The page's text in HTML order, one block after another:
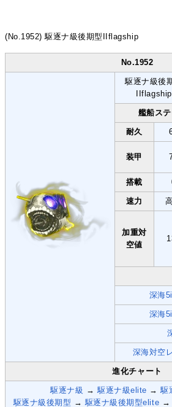
(No.1952) 駆逐ナ級後期型IIflagship
No.1952
駆逐ナ級後
IIflagship
艦船ス
耐久
装甲
搭載
速力
加重対
空値
深海
深海
深海対空
進化チャート
駆逐ナ級 →駆逐ナ級elite →駆
駆逐ナ級後期型 → 駆逐ナ級後期型elite →